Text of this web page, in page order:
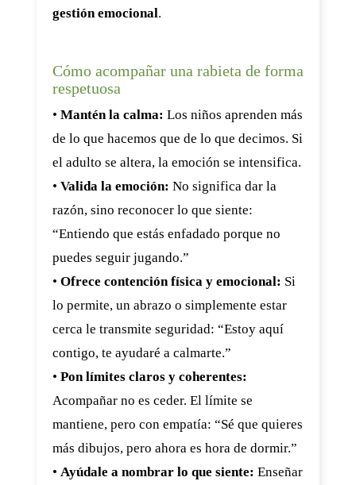
gestión emocional.
Cómo acompañar una rabieta de forma
respetuosa
• Mantén la calma: Los niños aprenden más
de lo que hacemos que de lo que decimos. Si
el adulto se altera, la emoción se intensifica.
• Valida la emoción: No significa dar la
razón, sino reconocer lo que siente:
“Entiendo que estás enfadado porque no
puedes seguir jugando.”
• Ofrece contención física y emocional: Si
lo permite, un abrazo o simplemente estar
cerca le transmite seguridad: “Estoy aquí
contigo, te ayudaré a calmarte.”
• Pon límites claros y coherentes:
Acompañar no es ceder. El límite se
mantiene, pero con empatía: “Sé que quieres
más dibujos, pero ahora es hora de dormir.”
• Ayúdale a nombrar lo que siente: Enseñar